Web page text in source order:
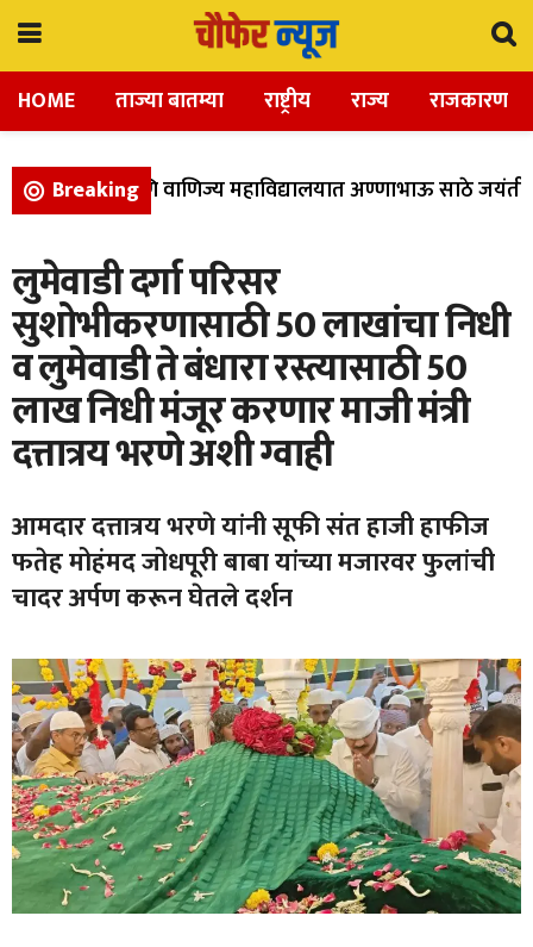
HOME ताज्या बातम्या राष्ट्रीय राज्य राजकारण
Breaking
विज्ञान, आणि वाणिज्य महाविद्यालयात अण्णाभाऊ साठे जयंती
लुमेवाडी दर्गा परिसर
सुशोभीकरणासाठी 50 लाखांचा निधी
व लुमेवाडी ते बंधारा रस्त्यासाठी 50
लाख निधी मंजूर करणार माजी मंत्री
दत्तात्रय भरणे अशी ग्वाही
आमदार दत्तात्रय भरणे यांनी सूफी संत हाजी हाफीज
फतेह मोहंमद जोधपूरी बाबा यांच्या मजारवर फुलांची
चादर अर्पण करून घेतले दर्शन